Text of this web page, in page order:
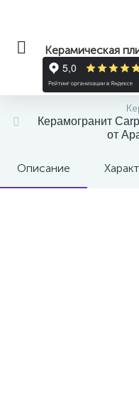
Керамическая
Керамогранит
от
Описание